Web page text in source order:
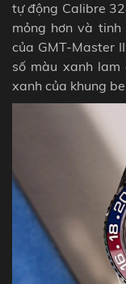
tự động Calibre
mỏng hơn và tinh
của GMT-Master
số màu xanh
xanh của khung